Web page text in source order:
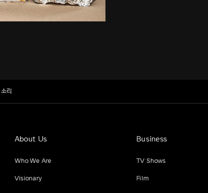
리
About Us
Who We Are
Visionary
Business
TV Shows
Film